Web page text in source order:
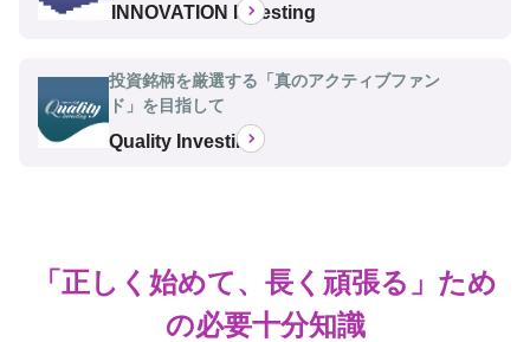
INNOVATION Investing
Quality Investing
投資銘柄を厳選する「真のアクティブファン
ド」を目指して
「正しく始めて、長く頑張る」ため
の必要十分知識